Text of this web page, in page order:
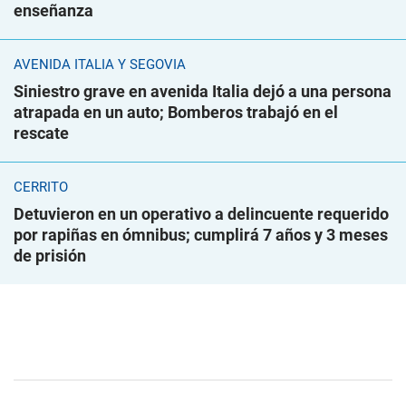
enseñanza
AVENIDA ITALIA Y SEGOVIA
Siniestro grave en avenida Italia dejó a una persona
atrapada en un auto; Bomberos trabajó en el
rescate
CERRITO
Detuvieron en un operativo a delincuente requerido
por rapiñas en ómnibus; cumplirá 7 años y 3 meses
de prisión